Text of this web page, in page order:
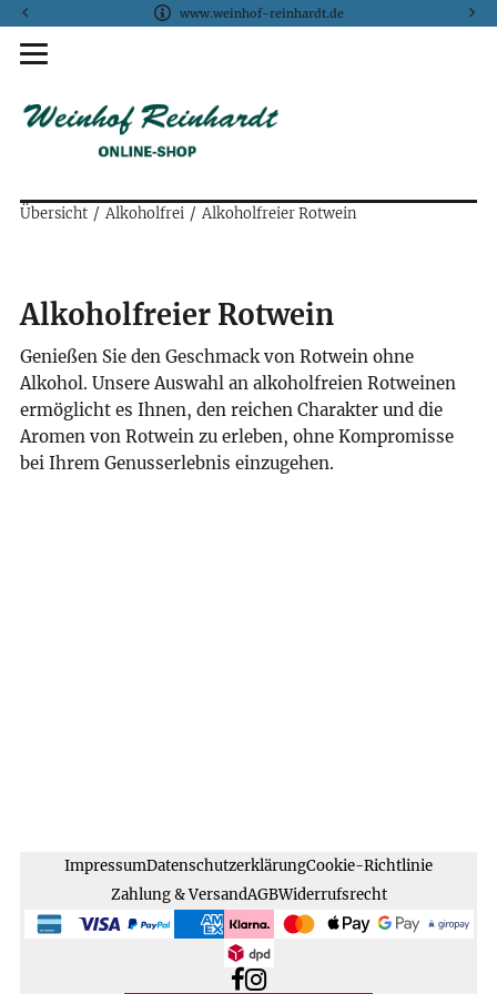
www.weinhof-reinhardt.de
Übersicht Alkoholfrei Alkoholfreier Rotwein
Alkoholfreier Rotwein
Genießen Sie den Geschmack von Rotwein ohne
Alkohol. Unsere Auswahl an alkoholfreien Rotweinen
ermöglicht es Ihnen, den reichen Charakter und die
Aromen von Rotwein zu erleben, ohne Kompromisse
bei Ihrem Genusserlebnis einzugehen.
ImpressumDatenschutzerklärungCookie-Richtlinie
Zahlung & VersandAGBWiderrufsrecht